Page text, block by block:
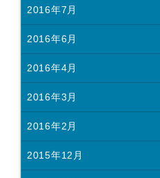
2016年7月
2016年6月
2016年4月
2016年3月
2016年2月
2015年12月